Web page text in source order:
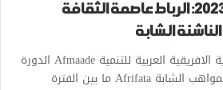
مهرجان ”أفريفاطا” 2023: الرباط عاصمة الثقافة
الشابة
تنظم جمعية المرأة المغربية الافريقية العربية للتنمية Afmaade الدورة
الثالثة للمهرجان الدولي للمواهب الشابة Afrifata ما بين الفترة